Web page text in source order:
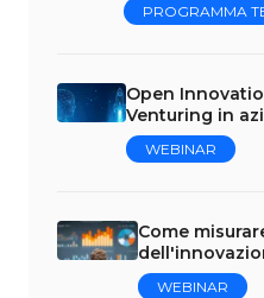
PROGRAMMA
Open
Venturing in
WEBINAR
Come
WEBINAR